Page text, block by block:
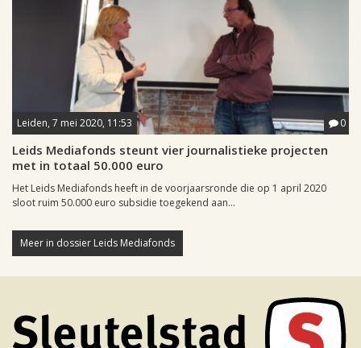
Leiden, 7 mei 2020, 11:53 0
Leids Mediafonds steunt vier journalistieke projecten
met in totaal 50.000 euro
Het Leids Mediafonds heeft in de voorjaarsronde die op 1 april 2020
sloot ruim 50.000 euro subsidie toegekend aan...
Meer in dossier Leids Mediafonds